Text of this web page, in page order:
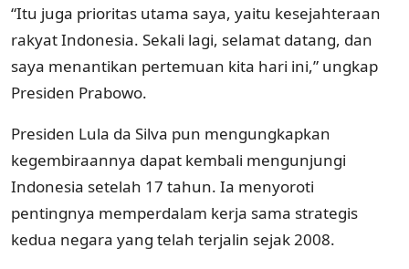
“Itu juga prioritas utama saya, yaitu kesejahteraan
rakyat Indonesia. Sekali lagi, selamat datang, dan
saya menantikan pertemuan kita hari ini,” ungkap
Presiden Prabowo.
Presiden Lula da Silva pun mengungkapkan
kegembiraannya dapat kembali mengunjungi
Indonesia setelah 17 tahun. Ia menyoroti
pentingnya memperdalam kerja sama strategis
kedua negara yang telah terjalin sejak 2008.